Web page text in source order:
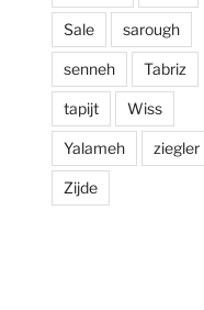
Sale sarough
senneh Tabriz
tapijt Wiss
Yalameh ziegler
Zijde